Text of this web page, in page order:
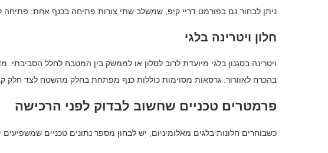
ניתן לבחור גם בפורמט דריי קיפ, שמשלב שתי צורות פתיחה בכנף אחת: פתיחה
חלון ויטרינה בלגי
ויטרינה בסגנון בלגי מיועדת לרוב לסלון או לממשק בין המטבח לחלל הסביבתי.
בהכרח לאוורור. גרסאות מסוימות כוללות כנף מפתחת בחלק מהשטח לצד חלק
פרמטרים טכניים שחשוב לבדוק לפני הרכישה
כשבוחרים חלונות בלגים מאלומיניום, יש לבחון מספר נתונים טכניים שמשפיעים